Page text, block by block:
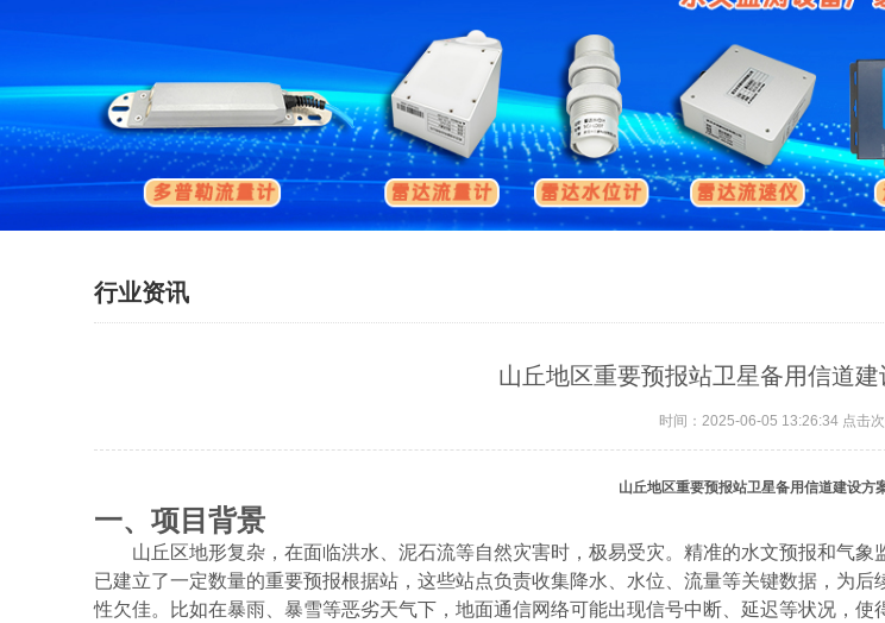
行业资讯
山丘地区重要预报站卫星备用信道
时间：2025-06-05 13:26:34 点击
山丘地区重要预报站卫星备用信道建设方
一、项目背景
山丘区地形复杂，在面临洪水、泥石流等自然灾害时，极易受灾。精准的水文预报和气
已建立了一定数量的重要预报根据站，这些站点负责收集降水、水位、流量等关键数据，为
性欠佳。比如在暴雨、暴雪等恶劣天气下，地面通信网络可能出现信号中断、延迟等状况，